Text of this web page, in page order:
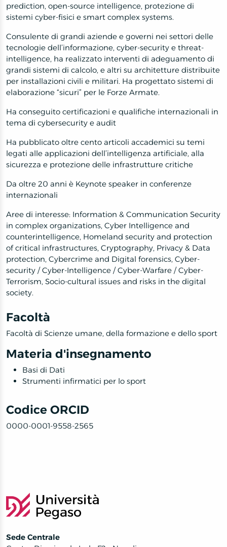
prediction, open-source intelligence, protezione di
sistemi cyber-fisici e smart complex systems.
Consulente di grandi aziende e governi nei settori delle
tecnologie dell’informazione, cyber-security e threat-
intelligence, ha realizzato interventi di adeguamento di
grandi sistemi di calcolo, e altri su architetture distribuite
per installazioni civili e militari. Ha progettato sistemi di
elaborazione “sicuri” per le Forze Armate.
Ha conseguito certificazioni e qualifiche internazionali in
tema di cybersecurity e audit
Ha pubblicato oltre cento articoli accademici su temi
legati alle applicazioni dell’intelligenza artificiale, alla
sicurezza e protezione delle infrastrutture critiche
Da oltre 20 anni è Keynote speaker in conferenze
internazionali
Aree di interesse: Information & Communication Security
in complex organizations, Cyber Intelligence and
counterintelligence, Homeland security and protection
of critical infrastructures, Cryptography, Privacy & Data
protection, Cybercrime and Digital forensics, Cyber-
security / Cyber-Intelligence / Cyber-Warfare / Cyber-
Terrorism, Socio-cultural issues and risks in the digital
society.
Facoltà
Facoltà di Scienze umane, della formazione e dello sport
Materia d'insegnamento
Basi di Dati
Strumenti infirmatici per lo sport
Codice ORCID
0000-0001-9558-2565
Sede Centrale